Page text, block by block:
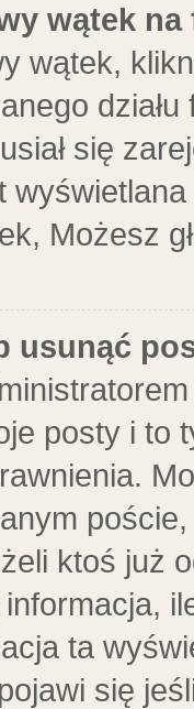
wątek na
wątek,
się
Możesz
usunąć
posty i to
ktoś już
ta
się